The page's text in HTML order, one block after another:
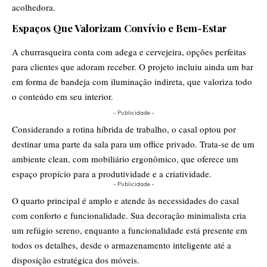
acolhedora.
Espaços Que Valorizam Convívio e Bem-Estar
A churrasqueira conta com adega e cervejeira, opções perfeitas
para clientes que adoram receber. O projeto incluiu ainda um bar
em forma de bandeja com iluminação indireta, que valoriza todo
o conteúdo em seu interior.
- Publicidade -
Considerando a rotina híbrida de trabalho, o casal optou por
destinar uma parte da sala para um office privado. Trata-se de um
ambiente clean, com mobiliário ergonômico, que oferece um
espaço propício para a produtividade e a criatividade.
- Publicidade -
O quarto principal é amplo e atende às necessidades do casal
com conforto e funcionalidade. Sua decoração minimalista cria
um refúgio sereno, enquanto a funcionalidade está presente em
todos os detalhes, desde o armazenamento inteligente até a
disposição estratégica dos móveis.